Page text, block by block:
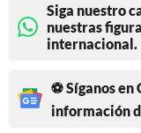
Siga nuestro
nuestras
internacional.
⚽ Síganos
información